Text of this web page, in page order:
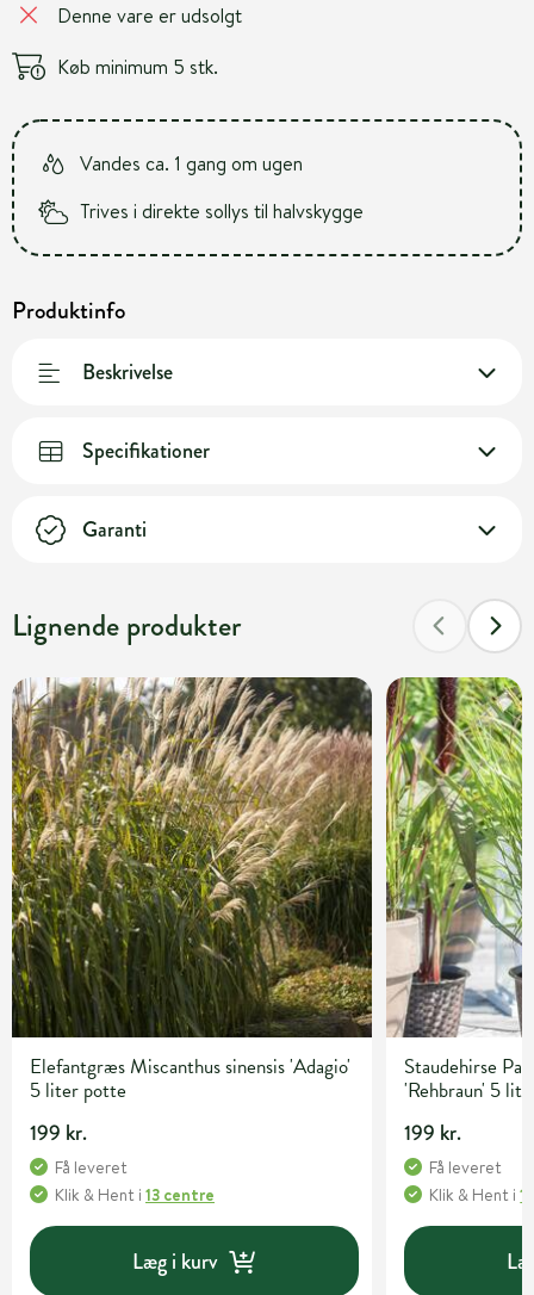
Denne vare er udsolgt
Køb minimum 5 stk.
Vandes ca. 1 gang om ugen
Trives i direkte sollys til halvskygge
Produktinfo
Beskrivelse
Specifikationer
Garanti
Lignende produkter
Elefantgræs Miscanthus sinensis 'Adagio'
5 liter potte
199 kr.
Få leveret
Klik & Hent i 13 centre
Læg i kurv
Staudehirse
'Rehbraun' 5
199 kr.
Få leveret
Klik & Hent i